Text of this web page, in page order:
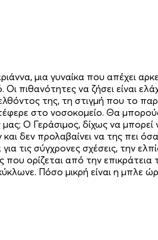
μια γυναίκα που απέχει
πιθανότητες να ζήσει είναι
της, τη στιγμή που το
στο νοσοκομείο. Θα
Ο Γεράσιμος, δίχως να μπορεί
δεν προλαβαίνει να της πει όσα
τις σύγχρονες σχέσεις, την
ορίζεται από την
Πόσο μικρή είναι η μπλε